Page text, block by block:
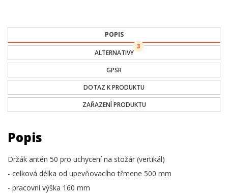
POPIS
ALTERNATIVY
3
GPSR
DOTAZ K PRODUKTU
ZAŘAZENÍ PRODUKTU
Popis
Držák antén 50 pro uchycení na stožár (vertikál)
- celková délka od upevňovacího třmene 500 mm
- pracovní výška 160 mm